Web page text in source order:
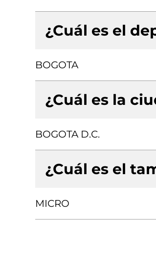
¿Cuál es el
BOGOTA
¿Cuál es la
BOGOTA D.C.
¿Cuál es el
MICRO